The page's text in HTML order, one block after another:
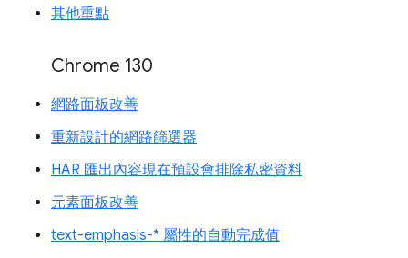
其他重點
Chrome 130
網路面板改善
重新設計的網路篩選器
HAR 匯出內容現在預設會排除私密資料
元素面板改善
text-emphasis-* 屬性的自動完成值